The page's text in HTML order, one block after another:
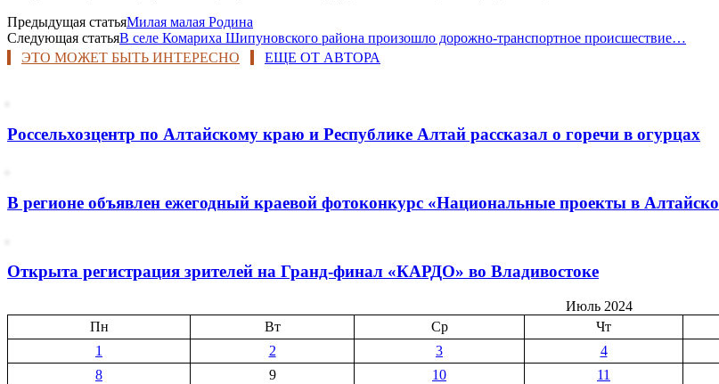
Предыдущая статьяМилая малая Родина
Следующая статьяВ селе Комариха Шипуновского района произошло дорожно-транспортное происшествие…
ЭТО МОЖЕТ БЫТЬ ИНТЕРЕСНО
ЕЩЕ ОТ АВТОРА
Россельхозцентр по Алтайскому краю и Республике Алтай рассказал о горечи в огурцах
В регионе объявлен ежегодный краевой фотоконкурс «Национальные проекты в
Открыта регистрация зрителей на Гранд-финал «КАРДО» во Владивостоке
Июль 2024
Пн
Вт Ср Чт
1
2 3 4
8
9 10 11